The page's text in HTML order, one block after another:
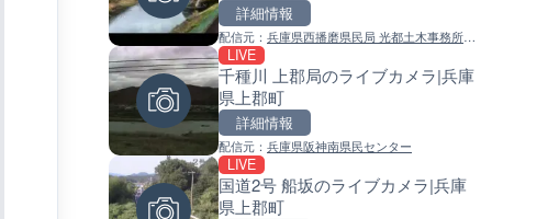
詳細情報
配信元： 兵庫県西播磨県民局 光都土木事務所管
理課LIVE
千種川 上郡局のライブカメラ|兵庫
県上郡町
詳細情報
配信元： 兵庫県阪神南県民センター
LIVE
国道2号 船坂のライブカメラ|兵庫
県上郡町
配信元： 富山県庁
宇佐湾 宇佐漁港のライブカメ
配信元：高知県土木部河川課
北陸自動車道 金沢森本インタ
配信元： 福岡県庁県土整備部河川課
常呂川 鹿ノ子ダムのライブカ
配信元：国土交通省 北海道開発局
天塩川 岩尾内ダムのライブカ